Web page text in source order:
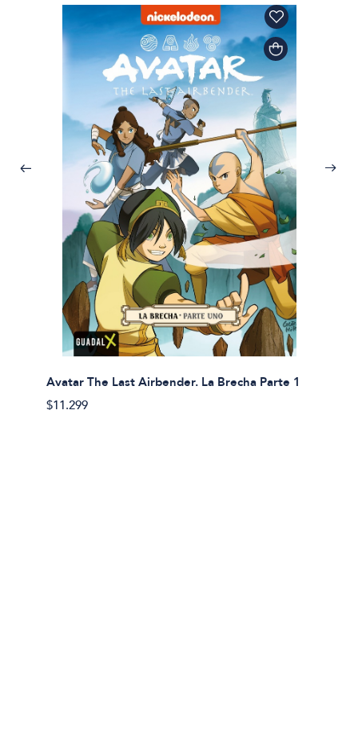
Avatar The Last Airbender. La Brecha Parte 1
$11.299